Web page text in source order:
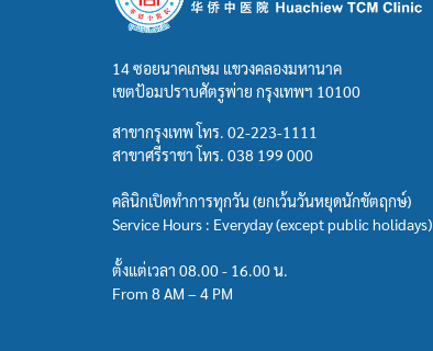
14 ซอยนาคเกษม แขวงคลองมหานาค
เขตป้อมปราบศัตรูพ่าย กรุงเทพฯ 10100
สาขากรุงเทพ โทร. 02-223-1111
สาขาศรีราชา โทร. 038 199 000
คลินิกเปิดทำการทุกวัน (ยกเว้นวันหยุดนักขัตฤกษ์)
Service Hours : Everyday (except public holidays)
ตั้งแต่เวลา 08.00 - 16.00 น.
From 8 AM – 4 PM